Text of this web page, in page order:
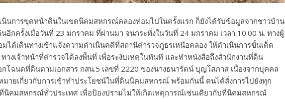
นินการขุดหน้าดินในเขตนิคมสหกรณ์คลองท่อมไปในครั้งแรก ก็ยังได้รับข้อมูลจากชาวบ้าน
อีกครั้งเมื่อวันที่ 23 มกราคม ที่ผ่านมา จนกระทั่งในวันที่ 24 มกราคม เวลา 10.00 น. ทางผู้
ด้เดินทางเข้าแจ้งความดำเนินคดีที่สถานีตำรวจภูธรเหนือคลอง ให้ดำเนินการขั้นเด็ด
างเจ้าหน้าที่ตำรวจได้ลงพื้นที่ เพื่อระงับเหตุในทันที และทำหนังสือถึงสำนักงานที่ดิน
กโฉนดที่ดินตามเอกสาร กสน.5 เลขที่ 2220 ของนางธนารัตน์ บุญโสภาส เนื่องจากบุคคล
มายเกี่ยวกับการเข้าทำประโยชน์ในที่ดินนิคมสหกรณ์ พร้อมกันนี้ ตนได้สั่งการไปยังทุก
นิคมสหกรณ์ทั่วประเทศ เพื่อป้องปรามไม่ให้เกิดเหตุการณ์เช่นเดียวกับที่นิคมสหกรณ์